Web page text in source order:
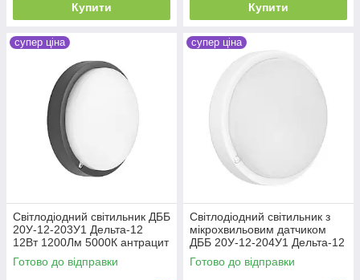
Купити Купити
супер ціна
Світлодіодний світильник ДББ
20У-12-203У1 Дельта-12
12Вт 1200Лм 5000К антрацит
Готово до відправки
супер ціна
Світлодіодний світильник з
мікрохвильовим датчиком
ДББ 20У-12-204У1 Дельта-12
Д 12Вт 1200Лм 5000К білий
Готово до відправки